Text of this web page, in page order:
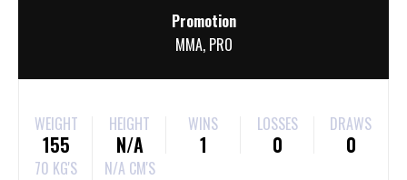
Promotion
MMA, PRO
WEIGHT
155
70 KG'S
HEIGHT
N/A
N/A CM'S
WINS
1
LOSSES
0
DRAWS
0